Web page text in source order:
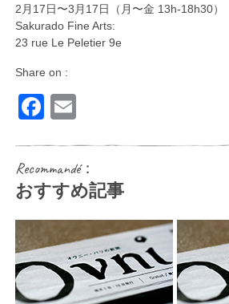
2月17日〜3月17日（月〜金 13h-18h30）
Sakurado Fine Arts:
23 rue Le Peletier 9e
Share on :
Facebook
Recommandé：
おすすめ記事